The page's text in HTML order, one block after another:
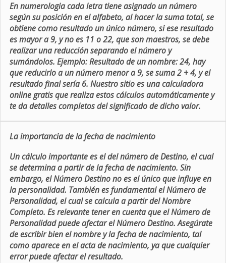
En numerologia cada letra tiene asignado un número
según su posición en el alfabeto, al hacer la suma total, se
obtiene como resultado un único número, si ese resultado
es mayor a 9, y no es 11 o 22, que son maestros, se debe
realizar una reducción separando el número y
sumándolos. Ejemplo: Resultado de un nombre: 24, hay
que reducirlo a un número menor a 9, se suma 2 + 4, y el
resultado final sería 6. Nuestro sitio es una calculadora
online gratis que realiza estos cálculos automáticamente y
te da detalles completos del significado de dicho valor.
La importancia de la fecha de nacimiento
Un cálculo importante es el del número de Destino, el cual
se determina a partir de la fecha de nacimiento. Sin
embargo, el Número Destino no es el único que influye en
la personalidad. También es fundamental el Número de
Personalidad, el cual se calcula a partir del Nombre
Completo. Es relevante tener en cuenta que el Número de
Personalidad puede afectar el Número Destino. Asegúrate
de escribir bien el nombre y la fecha de nacimiento, tal
como aparece en el acta de nacimiento, ya que cualquier
error puede afectar el resultado.